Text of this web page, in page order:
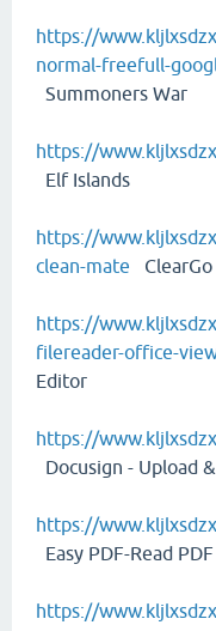
https://
normal-freefull-
Summoners War
https://
Elf Islands
https://
clean-mate
https://
filereader-office-
Editor
https://
Docusign - Upload
https://
Easy PDF-Read PDF
https://